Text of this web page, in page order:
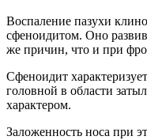
Воспаление пазухи
сфеноидитом. Оно
же причин, что и при
Сфеноидит
головной в области
характером.
Заложенность носа при